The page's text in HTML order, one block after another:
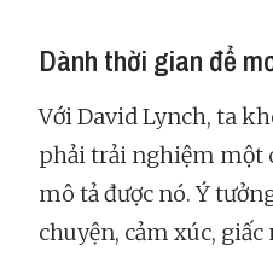
Dành thời gian để
Với David Lynch, ta
phải trải nghiệm một
mô tả được nó. Ý
chuyện, cảm xúc,